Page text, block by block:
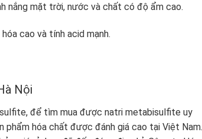
nắng mặt trời, nước và chất có độ ẩm cao.
cao và tính acid mạnh.
Nội
để tìm mua được natri metabisulfite uy
phẩm hóa chất được đánh giá cao tại Việt Nam.